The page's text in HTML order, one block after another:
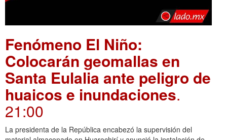
Fenómeno El Niño:
Colocarán geomallas en
Santa Eulalia ante peligro de
huaicos e inundaciones.
21:00
La presidenta de la República encabezó la supervisión del